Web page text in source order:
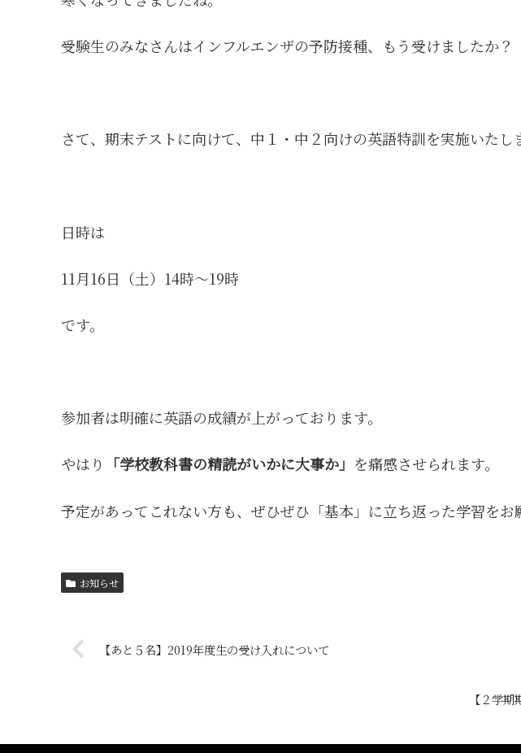
受験生のみなさんはインフルエンザの予防接種、もう受けましたか？
さて、期末テストに向けて、中１・中２向けの英語特訓を実施いたし
日時は
11月16日（土）14時～19時
です。
参加者は明確に英語の成績が上がっております。
やはり 「学校教科書の精読がいかに大事か」 を痛感させられます。
予定があってこれない方も、ぜひぜひ「基本」に立ち返った学習をお
お知らせ
【あと５名】2019年度生の受け入れについて
【２学